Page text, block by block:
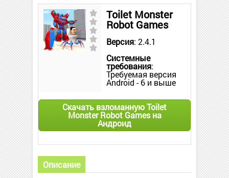
Toilet Monster
Robot Games
Версия: 2.4.1
Системные
требования:
Требуемая версия
Android - 6 и выше
Скачать взломанную Toilet
Monster Robot Games на
Андроид
Описание